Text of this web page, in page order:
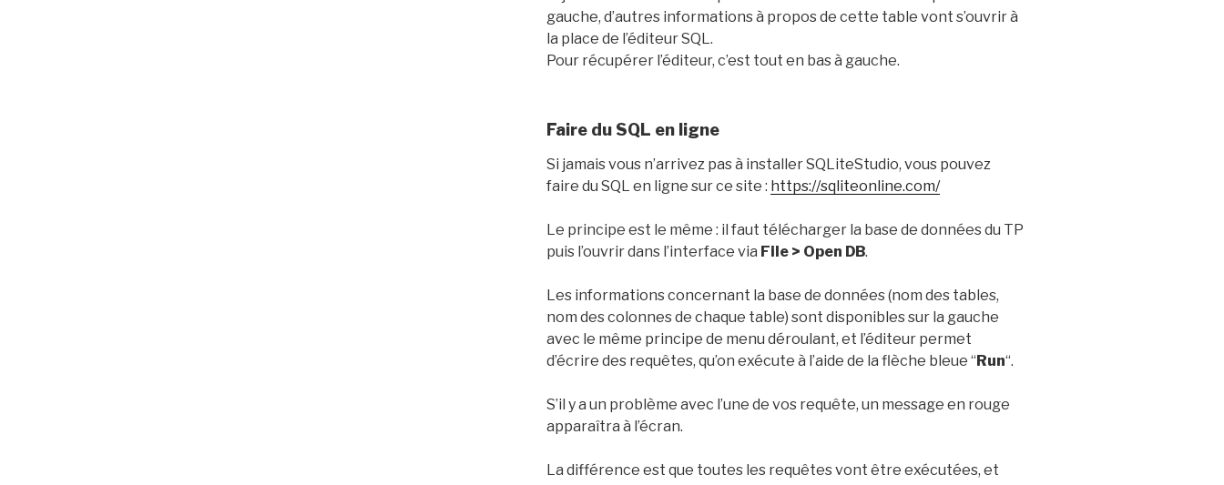
gauche, d’autres informations à propos de cette table vont s’ouvrir à
la place de l’éditeur SQL.
Pour récupérer l’éditeur, c’est tout en bas à gauche.
Faire du SQL en ligne
Si jamais vous n’arrivez pas à installer SQLiteStudio, vous pouvez
faire du SQL en ligne sur ce site : https://sqliteonline.com/
Le principe est le même : il faut télécharger la base de données du TP
puis l’ouvrir dans l’interface via File > Open DB.
Les informations concernant la base de données (nom des tables,
nom des colonnes de chaque table) sont disponibles sur la gauche
avec le même principe de menu déroulant, et l’éditeur permet
d’écrire des requêtes, qu’on exécute à l’aide de la flèche bleue “Run“.
S’il y a un problème avec l’une de vos requête, un message en rouge
apparaîtra à l’écran.
La différence est que toutes les requêtes vont être exécutées, et